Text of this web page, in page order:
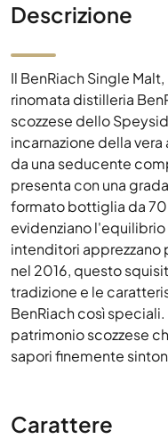
Descrizione
Il BenRiach Single
rinomata distilleria
scozzese dello
incarnazione della
da una seducente
presenta con una
formato bottiglia da
evidenziano l'equilibrio
intenditori
nel 2016, questo
tradizione e le
BenRiach così
patrimonio scozzese
sapori finemente
Carattere